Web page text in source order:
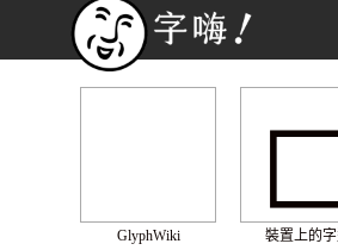
GlyphWiki 裝置上的